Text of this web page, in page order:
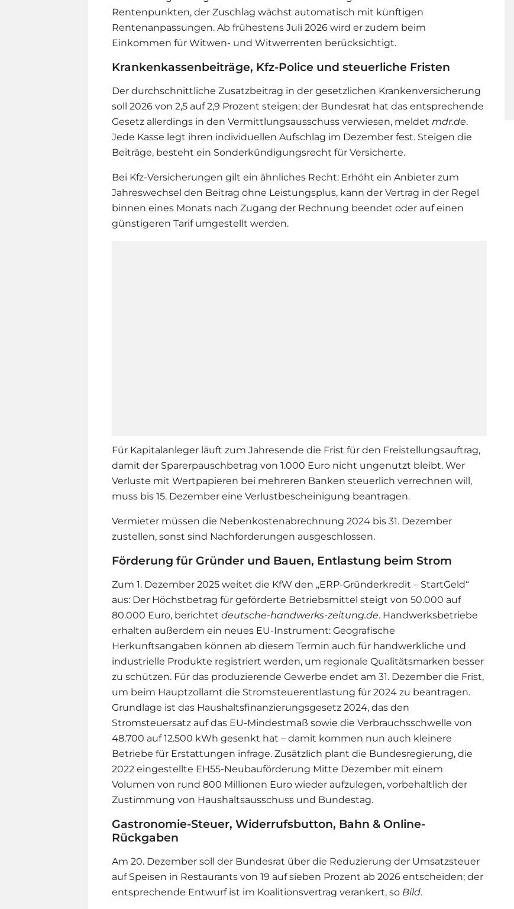
Rentenpunkten, der Zuschlag wächst automatisch mit künftigen
Rentenanpassungen. Ab frühestens Juli 2026 wird er zudem beim
Einkommen für Witwen- und Witwerrenten berücksichtigt.
Krankenkassenbeiträge, Kfz-Police und steuerliche Fristen
Der durchschnittliche Zusatzbeitrag in der gesetzlichen Krankenversicherung
soll 2026 von 2,5 auf 2,9 Prozent steigen; der Bundesrat hat das entsprechende
Gesetz allerdings in den Vermittlungsausschuss verwiesen, meldet mdr.de.
Jede Kasse legt ihren individuellen Aufschlag im Dezember fest. Steigen die
Beiträge, besteht ein Sonderkündigungsrecht für Versicherte.
Bei Kfz-Versicherungen gilt ein ähnliches Recht: Erhöht ein Anbieter zum
Jahreswechsel den Beitrag ohne Leistungsplus, kann der Vertrag in der Regel
binnen eines Monats nach Zugang der Rechnung beendet oder auf einen
günstigeren Tarif umgestellt werden.
Für Kapitalanleger läuft zum Jahresende die Frist für den Freistellungsauftrag,
damit der Sparerpauschbetrag von 1.000 Euro nicht ungenutzt bleibt. Wer
Verluste mit Wertpapieren bei mehreren Banken steuerlich verrechnen will,
muss bis 15. Dezember eine Verlustbescheinigung beantragen.
Vermieter müssen die Nebenkostenabrechnung 2024 bis 31. Dezember
zustellen, sonst sind Nachforderungen ausgeschlossen.
Förderung für Gründer und Bauen, Entlastung beim Strom
Zum 1. Dezember 2025 weitet die KfW den „ERP-Gründerkredit – StartGeld“
aus: Der Höchstbetrag für geförderte Betriebsmittel steigt von 50.000 auf
80.000 Euro, berichtet deutsche-handwerks-zeitung.de. Handwerksbetriebe
erhalten außerdem ein neues EU-Instrument: Geografische
Herkunftsangaben können ab diesem Termin auch für handwerkliche und
industrielle Produkte registriert werden, um regionale Qualitätsmarken besser
zu schützen. Für das produzierende Gewerbe endet am 31. Dezember die Frist,
um beim Hauptzollamt die Stromsteuerentlastung für 2024 zu beantragen.
Grundlage ist das Haushaltsfinanzierungsgesetz 2024, das den
Stromsteuersatz auf das EU-Mindestmaß sowie die Verbrauchsschwelle von
48.700 auf 12.500 kWh gesenkt hat – damit kommen nun auch kleinere
Betriebe für Erstattungen infrage. Zusätzlich plant die Bundesregierung, die
2022 eingestellte EH55-Neubauförderung Mitte Dezember mit einem
Volumen von rund 800 Millionen Euro wieder aufzulegen, vorbehaltlich der
Zustimmung von Haushaltsausschuss und Bundestag.
Gastronomie-Steuer, Widerrufsbutton, Bahn & Online-
Rückgaben
Am 20. Dezember soll der Bundesrat über die Reduzierung der Umsatzsteuer
auf Speisen in Restaurants von 19 auf sieben Prozent ab 2026 entscheiden; der
entsprechende Entwurf ist im Koalitionsvertrag verankert, so Bild.